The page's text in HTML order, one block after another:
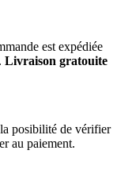
est expédiée
Livraison gratouite
posibilité de vérifier
au paiement.